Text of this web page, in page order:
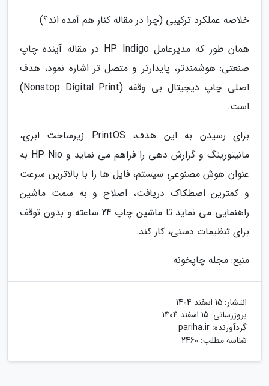
خلاصه عملکرد ترکیبی (چرا در مقاله کنار هم آمده اند؟)
همان طور که مدیرعامل HP Indigo در مقاله آینده چاپ
صنعتی: هوشمندتر، پایدارتر و متصل تر اشاره نمود، هدف
اصلی چاپ دیجیتال بی وقفه (Nonstop Digital Print)
است.
برای رسیدن به این هدف، PrintOS زیرساخت ابری،
مانیتورینگ و گزارش دهی را فراهم می نماید و HP Nio به
عنوان هوش مصنوعیِ سیستم، فایل ها را با بالاترین سرعت
و کمترین اصطکاک دریافت، اصلاح و به سمت ماشین
راهنمایی می نماید تا ماشین چاپ 24 ساعته و بدون توقف
برای تنظیمات دستی، کار کند.
منبع: مجله چاپخونه
انتشار: 15 اسفند 1404
بروزرسانی: 15 اسفند 1404
گردآورنده: pariha.ir
شناسه مطلب: 2460